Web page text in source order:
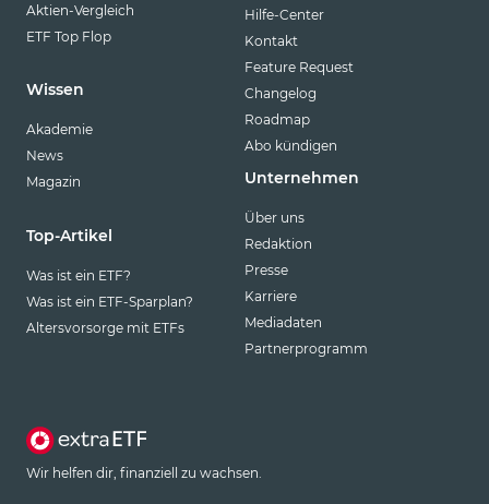
Aktien-Vergleich
ETF Top Flop
Wissen
Akademie
News
Magazin
Top-Artikel
Was ist ein ETF?
Was ist ein ETF-Sparplan?
Altersvorsorge mit ETFs
Hilfe-Center
Kontakt
Feature Request
Changelog
Roadmap
Abo kündigen
Unternehmen
Über uns
Redaktion
Presse
Karriere
Mediadaten
Partnerprogramm
Wir helfen dir, finanziell zu wachsen.